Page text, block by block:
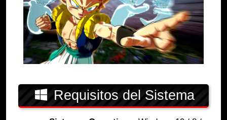
Requisitos del Sistema